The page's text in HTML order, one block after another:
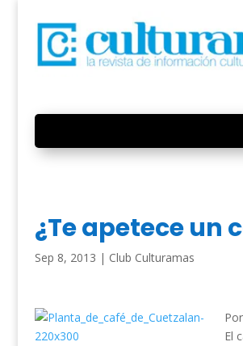
¿Te apetece un
Sep 8, 2013 | Club Culturamas
El